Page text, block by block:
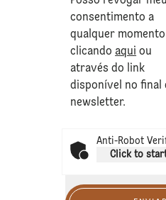
consentimento a
qualquer momento
clicando aqui ou
através do link
disponível no final
newsletter.
Anti-Robot
Click to